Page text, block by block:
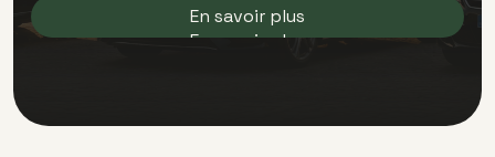
En savoir plus
En savoir plus